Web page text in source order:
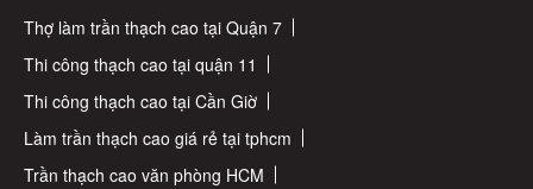
Thợ làm trần thạch cao tại Quận 7
Thi công thạch cao tại quận 11
Thi công thạch cao tại Cần Giờ
Làm trần thạch cao giá rẻ tại tphcm
Trần thạch cao văn phòng HCM